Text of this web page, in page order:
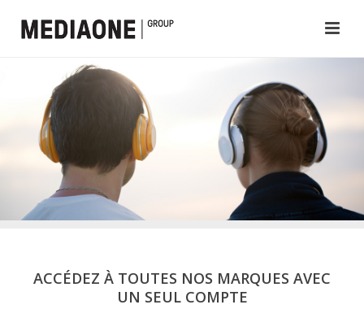
ACCÉDEZ À TOUTES NOS MARQUES AVEC
UN SEUL COMPTE